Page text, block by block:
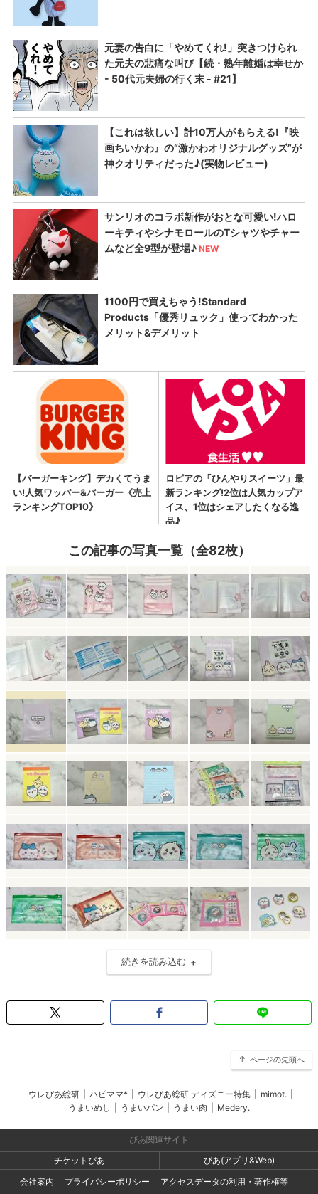
この記事の写真一覧（全82枚）
続きを読み込む
ページの先頭へ
ウレぴあ総研 ハピママ* ウレぴあ総研 ディズニー特集 mimot.
うまいめし
うまいパン うまい肉 Medery.
ぴあ関連サイト
チケットぴあ
ぴあ(アプリ&Web)
会社案内
プライバシーポリシー
アクセスデータの利用・著作権等